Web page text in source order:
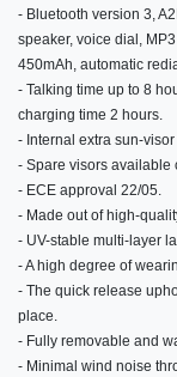
- Bluetooth version 3,
speaker, voice dial,
450mAh, automatic
- Talking time up to 8
charging time 2 hours.
- Internal extra sun-visor
- Spare visors available
- ECE approval 22/05.
- Made out of high-
- UV-stable multi-layer
- A high degree of
- The quick release
place.
- Fully removable and
- Minimal wind noise